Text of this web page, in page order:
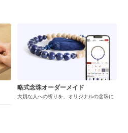
略式念珠オーダーメイド
大切な人への祈りを、オリジナルの念珠に